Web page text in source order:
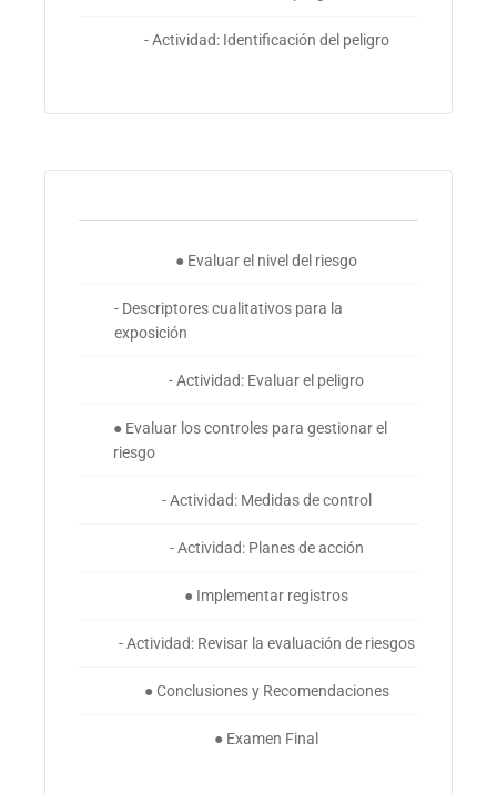
- Actividad: Identificación del peligro
● Evaluar el nivel del riesgo
- Descriptores cualitativos para la
exposición
- Actividad: Evaluar el peligro
● Evaluar los controles para gestionar el
riesgo
- Actividad: Medidas de control
- Actividad: Planes de acción
● Implementar registros
- Actividad: Revisar la evaluación de riesgos
● Conclusiones y Recomendaciones
● Examen Final